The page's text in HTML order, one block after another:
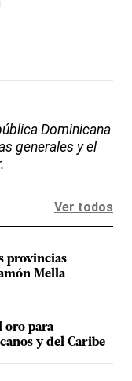
Dominicana
generales y el
Ver todos
provincias
Mella
oro para
y del Caribe